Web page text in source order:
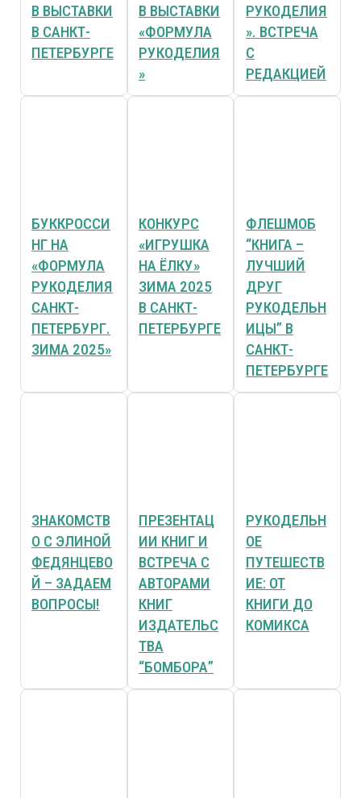
В ВЫСТАВКИ
В САНКТ-
ПЕТЕРБУРГЕ
В ВЫСТАВКИ
«ФОРМУЛА
РУКОДЕЛИЯ
»
РУКОДЕЛИЯ
». ВСТРЕЧА
С
РЕДАКЦИЕЙ
БУККРОССИ
НГ НА
«ФОРМУЛА
РУКОДЕЛИЯ
САНКТ-
ПЕТЕРБУРГ.
ЗИМА 2025»
КОНКУРС
«ИГРУШКА
НА ЁЛКУ»
ЗИМА 2025
В САНКТ-
ПЕТЕРБУРГЕ
ФЛЕШМОБ
“КНИГА –
ЛУЧШИЙ
ДРУГ
РУКОДЕЛЬН
ИЦЫ” В
САНКТ-
ПЕТЕРБУРГЕ
ЗНАКОМСТВ
О С ЭЛИНОЙ
ФЕДЯНЦЕВО
Й – ЗАДАЕМ
ВОПРОСЫ!
ПРЕЗЕНТАЦ
ИИ КНИГ И
ВСТРЕЧА С
АВТОРАМИ
КНИГ
ИЗДАТЕЛЬС
ТВА
“БОМБОРА”
РУКОДЕЛЬН
ОЕ
ПУТЕШЕСТВ
ИЕ: ОТ
КНИГИ ДО
КОМИКСА